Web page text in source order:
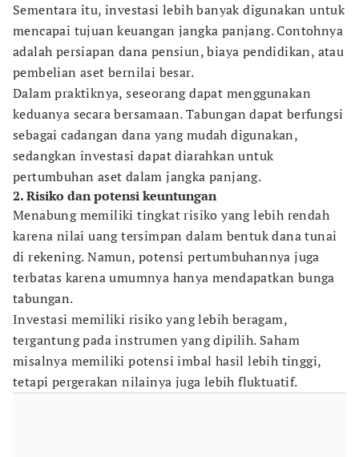
Sementara itu, investasi lebih banyak digunakan untuk
mencapai tujuan keuangan jangka panjang. Contohnya
adalah persiapan dana pensiun, biaya pendidikan, atau
pembelian aset bernilai besar.
Dalam praktiknya, seseorang dapat menggunakan
keduanya secara bersamaan. Tabungan dapat berfungsi
sebagai cadangan dana yang mudah digunakan,
sedangkan investasi dapat diarahkan untuk
pertumbuhan aset dalam jangka panjang.
2. Risiko dan potensi keuntungan
Menabung memiliki tingkat risiko yang lebih rendah
karena nilai uang tersimpan dalam bentuk dana tunai
di rekening. Namun, potensi pertumbuhannya juga
terbatas karena umumnya hanya mendapatkan bunga
tabungan.
Investasi memiliki risiko yang lebih beragam,
tergantung pada instrumen yang dipilih. Saham
misalnya memiliki potensi imbal hasil lebih tinggi,
tetapi pergerakan nilainya juga lebih fluktuatif.